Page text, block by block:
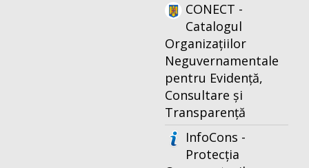
CONECT -
Catalogul
Organizațiilor
Neguvernamentale
pentru Evidență,
Consultare și
Transparență
InfoCons -
Protecția